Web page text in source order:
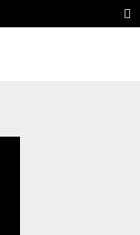
Reuters: Китай продал